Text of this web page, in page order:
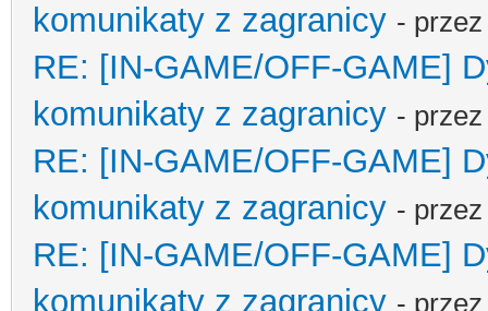
komunikaty z zagranicy -
RE: [IN-GAME/OFF-GAME]
komunikaty z zagranicy -
RE: [IN-GAME/OFF-GAME]
komunikaty z zagranicy -
RE: [IN-GAME/OFF-GAME]
komunikaty z zagranicy -